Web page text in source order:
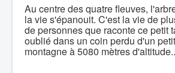
Au centre des quatre fleuves,
la vie s'épanouit. C'est la vie de
de personnes que raconte ce petit
oublié dans un coin perdu d'un
montagne à 5080 mètres